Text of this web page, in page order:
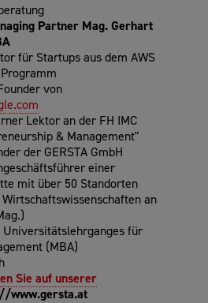
Partner Mag. Gerhart
für Startups aus dem AWS
von
Lektor an der FH IMC
& Management"
der GERSTA GmbH
einer
mit über 50 Standorten
an
Universitätslehrganges für
(MBA)
Sie auf unserer
www.gersta.at